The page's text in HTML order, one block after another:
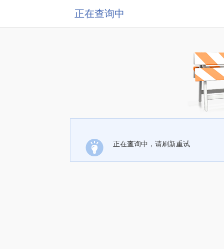
正在查询中
正在查询中，请刷新重试